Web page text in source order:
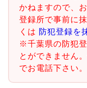
かねますので、
登録所で事前に
くは 防犯登録を
※千葉県の防犯
とができません
でお電話下さい。